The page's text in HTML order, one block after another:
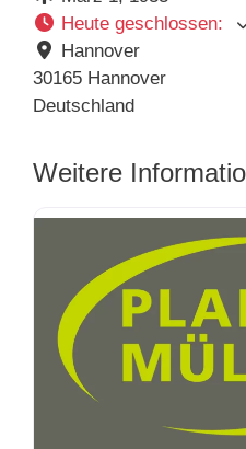
Heute geschlossen:
Hannover
30165 Hannover
Deutschland
Weitere